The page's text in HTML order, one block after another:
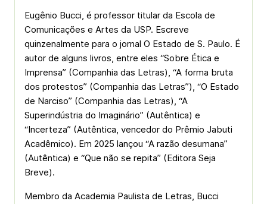
Eugênio Bucci, é professor titular da Escola de
Comunicações e Artes da USP. Escreve
quinzenalmente para o jornal O Estado de S. Paulo. É
autor de alguns livros, entre eles “Sobre Ética e
Imprensa” (Companhia das Letras), “A forma bruta
dos protestos” (Companhia das Letras”), “O Estado
de Narciso” (Companhia das Letras), “A
Superindústria do Imaginário” (Autêntica) e
“Incerteza” (Autêntica, vencedor do Prêmio Jabuti
Acadêmico). Em 2025 lançou “A razão desumana”
(Autêntica) e “Que não se repita” (Editora Seja
Breve).
Membro da Academia Paulista de Letras, Bucci